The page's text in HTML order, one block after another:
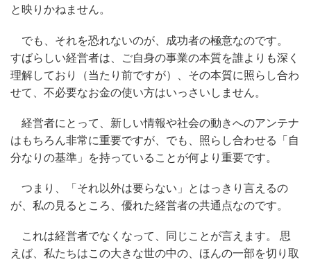
と映りかねません。
でも、それを恐れないのが、成功者の極意なのです。
すばらしい経営者は、ご自身の事業の本質を誰よりも深く
理解しており（当たり前ですが）、その本質に照らし合わ
せて、不必要なお金の使い方はいっさいしません。
経営者にとって、新しい情報や社会の動きへのアンテナ
はもちろん非常に重要ですが、でも、照らし合わせる「自
分なりの基準」を持っていることが何より重要です。
つまり、「それ以外は要らない」とはっきり言えるの
が、私の見るところ、優れた経営者の共通点なのです。
これは経営者でなくなって、同じことが言えます。 思
えば、私たちはこの大きな世の中の、ほんの一部を切り取